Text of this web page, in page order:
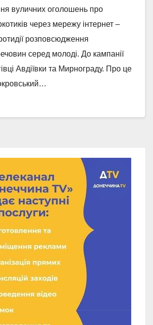
вуличних оголошень про
через мережу інтернет –
розповсюдження
серед молоді. До кампанії
Авдіївки та Мирнограду. Про це